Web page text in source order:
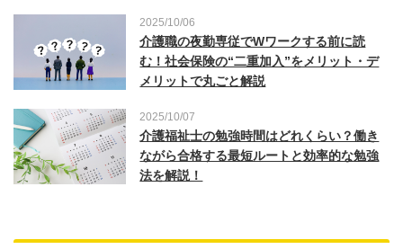
2025/10/06
介護職の夜勤専従でWワークする前に読
む！社会保険の“二重加入”をメリット・デ
メリットで丸ごと解説
2025/10/07
介護福祉士の勉強時間はどれくらい？働き
ながら合格する最短ルートと効率的な勉強
法を解説！